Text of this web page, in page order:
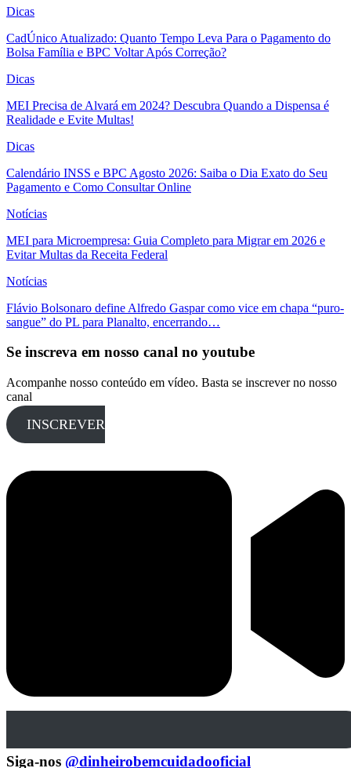
Dicas
CadÚnico Atualizado: Quanto Tempo Leva Para o Pagamento do
Bolsa Família e BPC Voltar Após Correção?
Dicas
MEI Precisa de Alvará em 2024? Descubra Quando a Dispensa é
Realidade e Evite Multas!
Dicas
Calendário INSS e BPC Agosto 2026: Saiba o Dia Exato do Seu
Pagamento e Como Consultar Online
Notícias
MEI para Microempresa: Guia Completo para Migrar em 2026 e
Evitar Multas da Receita Federal
Notícias
Flávio Bolsonaro define Alfredo Gaspar como vice em chapa “puro-
sangue” do PL para Planalto, encerrando…
Se inscreva em nosso canal no youtube
Acompanhe nosso conteúdo em vídeo. Basta se inscrever no nosso
canal
INSCREVER
Siga-nos @dinheirobemcuidadooficial